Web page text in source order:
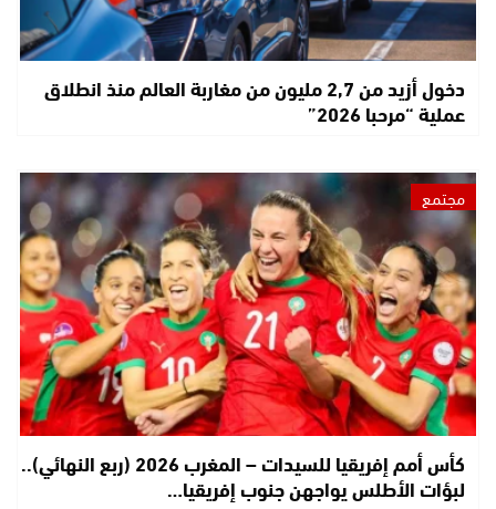
دخول أزيد من 2,7 مليون من مغاربة العالم منذ انطلاق
عملية “مرحبا 2026”
مجتمع
كأس أمم إفريقيا للسيدات – المغرب 2026 (ربع النهائي)..
لبؤات الأطلس يواجهن جنوب إفريقيا…